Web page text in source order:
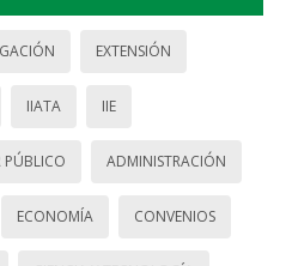
EXTENSIÓN
IIATA IIE
ADMINISTRACIÓN
ECONOMÍA CONVENIOS